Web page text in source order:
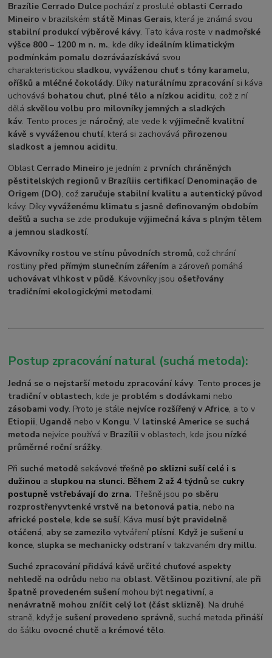
Brazílie Cerrado Dulce pochází z proslulé oblasti Cerrado
Mineiro v brazilském státě Minas Gerais, která je známá svou
stabilní produkcí výběrové kávy. Tato káva roste v nadmořské
výšce 800 – 1200 m n. m., kde díky ideálním klimatickým
podmínkám pomalu dozráváazískává svou
charakteristickou sladkou, vyváženou chuť s tóny karamelu,
oříšků a mléčné čokolády. Díky naturálnímu zpracování si káva
uchovává bohatou chuť, plné tělo a nízkou aciditu, což z ní
dělá skvělou volbu pro milovníky jemných a sladkých
káv. Tento proces je náročný, ale vede kvýjimečně kvalitní
kávě s vyváženou chutí, která si zachovává přirozenou
sladkost a jemnou aciditu.
Oblast Cerrado Mineiro je jedním z prvních chráněných
pěstitelských regionů v Brazíliis certifikací Denominação de
Origem (DO), což zaručuje stabilní kvalitu a autentický původ
kávy. Díkyvyváženému klimatu s jasně definovaným obdobím
dešťů a sucha se zde produkuje výjimečná káva s plným tělem
a jemnou sladkostí.
Kávovníky rostou ve stínu původních stromů, což chrání
rostliny před přímým slunečním zářením a zároveň pomáhá
uchovávat vlhkost v půdě. Kávovníky jsou ošetřovány
tradičními ekologickými metodami.
Postup zpracování natural (suchá metoda):
Jedná se o nejstarší metodu zpracování kávy. Tento proces je
tradiční v oblastech, kde je problém s dodávkami nebo
zásobami vody. Proto je stále nejvíce rozšířený v Africe, a to v
Etiopii, Ugandě nebo v Kongu. V latinské Americe se suchá
metoda nejvíce používá v Brazílii v oblastech, kde jsou nízké
průměrné roční srážky.
Při suché metodě sekávové třešně po sklizni suší celé i s
dužinou a slupkou na slunci. Během 2 až 4 týdnů se cukry
postupně vstřebávají do zrna. Třešně jsou po sběru
rozprostřenyvtenké vrstvě na betonová patia, nebo na
africké postele, kde se suší. Káva musí být pravidelně
otáčená, aby se zamezilo vytváření plísní. Když je sušení u
konce, slupka se mechanicky odstraní v takzvaném dry millu.
Suché zpracování přidává kávě určité chuťové aspekty
nehledě na odrůdu nebo na oblast.Většinou pozitivní, ale při
špatně provedeném sušení mohou být negativní, a
nenávratně mohou zníčit celý lot (část sklizně). Na druhé
straně, když je sušení provedeno správně, suchá metoda přináší
do šálku ovocné chutě a krémové tělo.